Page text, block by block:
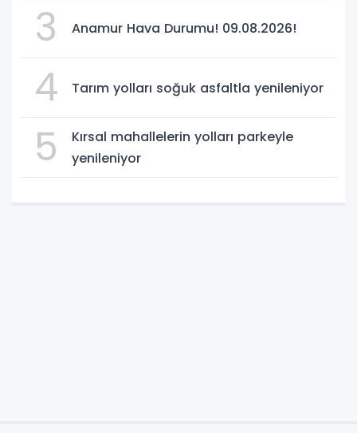
3 Anamur Hava Durumu! 09.08.2026!
4 Tarım yolları soğuk asfaltla yenileniyor
5
Kırsal mahallelerin yolları parkeyle
yenileniyor